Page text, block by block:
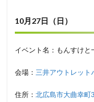
10月27日（日）
イベント名：もんすけと
会場： 三井アウトレット
住所： 北広島市大曲幸町